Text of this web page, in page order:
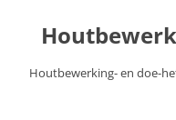
content
Houtbewerking- en doe-